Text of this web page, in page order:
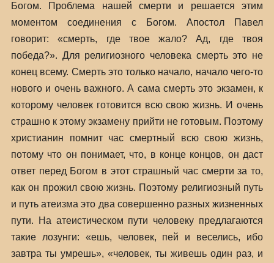
Богом. Проблема нашей смерти и решается этим
моментом соединения с Богом. Апостол Павел
говорит: «смерть, где твое жало? Ад, где твоя
победа?». Для религиозного человека смерть это не
конец всему. Смерть это только начало, начало чего-то
нового и очень важного. А сама смерть это экзамен, к
которому человек готовится всю свою жизнь. И очень
страшно к этому экзамену прийти не готовым. Поэтому
христианин помнит час смертный всю свою жизнь,
потому что он понимает, что, в конце концов, он даст
ответ перед Богом в этот страшный час смерти за то,
как он прожил свою жизнь. Поэтому религиозный путь
и путь атеизма это два совершенно разных жизненных
пути. На атеистическом пути человеку предлагаются
такие лозунги: «ешь, человек, пей и веселись, ибо
завтра ты умрешь», «человек, ты живешь один раз, и